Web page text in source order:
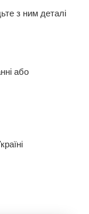
з ним деталі
або